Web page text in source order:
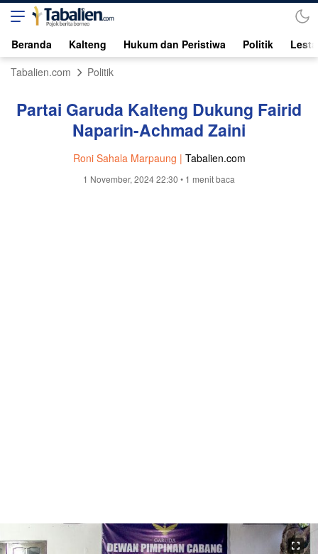
Beranda Kalteng Hukum dan Peristiwa Politik
Tabalien.com
Politik
Partai Garuda Kalteng Dukung Fairid
Naparin-Achmad Zaini
Roni Sahala Marpaung | Tabalien.com
1 November, 2024 22:30 • 1 menit baca